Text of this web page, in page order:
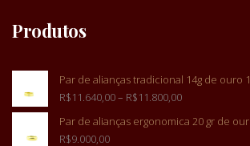
Produtos
Par de alianças tradicional 14g de ouro
R$11.640,00– R$11.800,00
Par de alianças ergonomica 20 gr de
R$9.000,00